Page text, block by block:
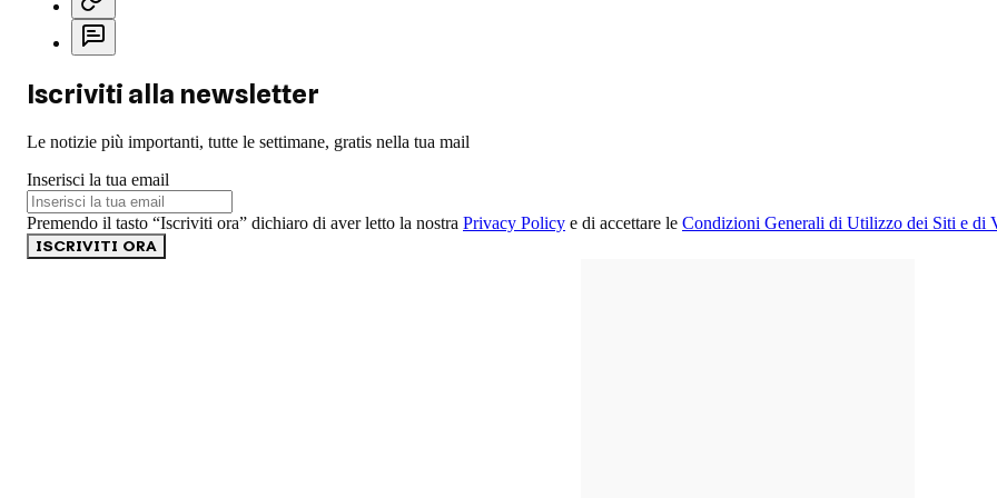
Iscriviti alla newsletter
Le notizie più importanti, tutte le settimane, gratis nella tua mail
Inserisci la tua email
Premendo il tasto “Iscriviti ora” dichiaro di aver letto la nostra Privacy Policy e di accettare le Condizioni Generali di Utilizzo dei Siti e di
ISCRIVITI ORA